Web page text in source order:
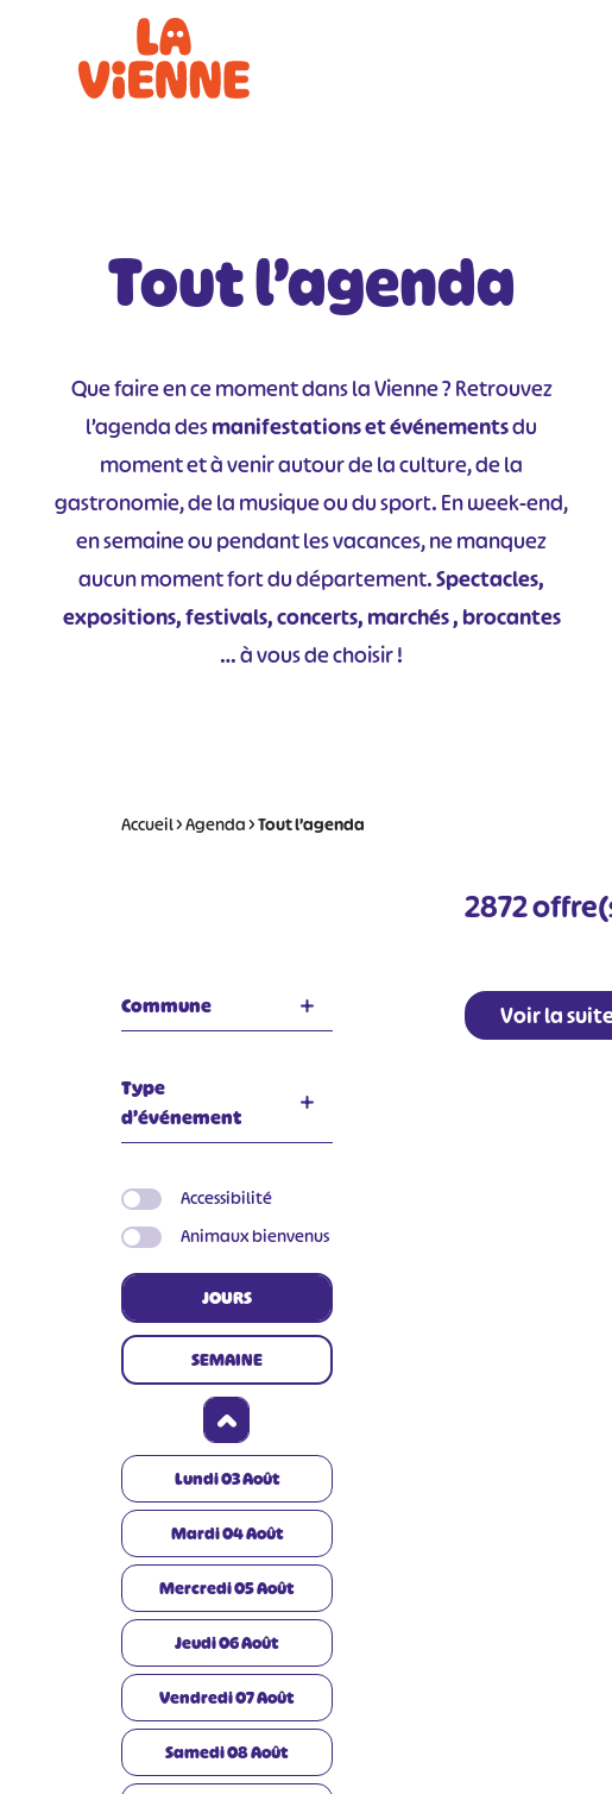
Tout l’agenda
Que faire en ce moment dans la Vienne ? Retrouvez
l’agenda desmanifestations et événementsdu
moment et à venir autour de la culture, de la
gastronomie, de la musique ou du sport. En week-end,
en semaine ou pendant les vacances, ne manquez
aucun moment fort du département.Spectacles,
expositions, festivals, concerts, marchés , brocantes
… à vous de choisir !
Accueil>Agenda>Tout l’agenda
2872
Commune
Type
d’événement
Accessibilité
Animaux bienvenus
JOURS
SEMAINE
Lundi03Août
Mardi04Août
Mercredi05Août
Jeudi06Août
Vendredi07Août
Samedi08Août
Voir la
Panneau de gestion des cookies